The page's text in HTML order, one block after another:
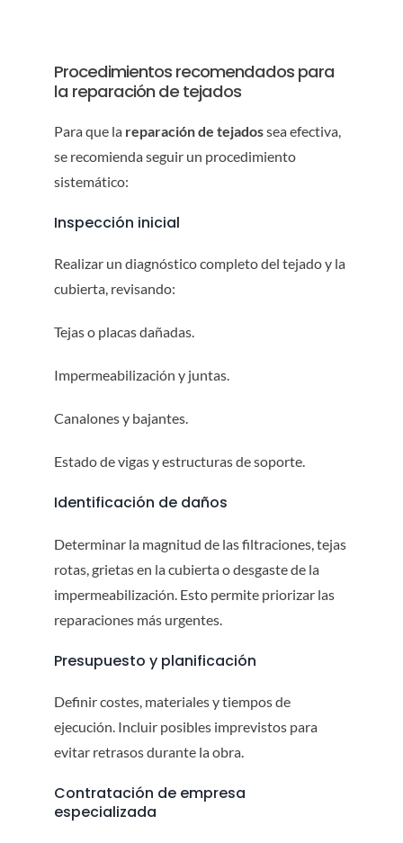
Procedimientos recomendados para
la reparación de tejados
Para que la reparación de tejadossea efectiva,
se recomienda seguir un procedimiento
sistemático:
Inspección inicial
Realizar un diagnóstico completo del tejado y la
cubierta, revisando:
Tejas o placas dañadas.
Impermeabilización y juntas.
Canalones y bajantes.
Estado de vigas y estructuras de soporte.
Identificación de daños
Determinar la magnitud de las filtraciones, tejas
rotas, grietas en la cubierta o desgaste de la
impermeabilización. Esto permite priorizar las
reparaciones más urgentes.
Presupuesto y planificación
Definir costes, materiales y tiempos de
ejecución. Incluir posibles imprevistos para
evitar retrasos durante la obra.
Contratación de empresa
especializada